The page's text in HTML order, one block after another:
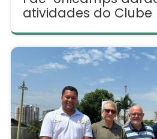
atividades do Clube